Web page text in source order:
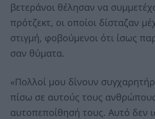
βετεράνοι θέλησαν να
πρότζεκτ, οι οποίοι δίσταζαν
στιγμή, φοβούμενοι ότι ίσως
σαν θύματα.
«Πολλοί μου δίνουν
πίσω σε αυτούς τους
αυτοπεποίθησή τους. Αυτό δεν